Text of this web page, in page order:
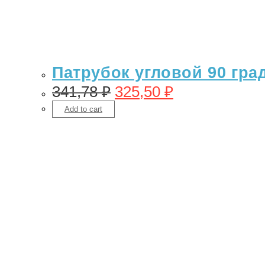
Патрубок угловой 90
341,78₽ 325,50 ₽
Add to cart